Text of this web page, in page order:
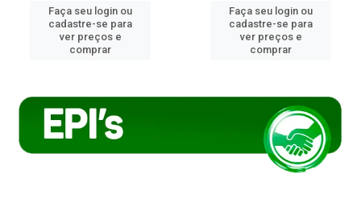
Faça seu login ou
cadastre-se para
ver preços e
comprar
Faça seu login ou
cadastre-se para
ver preços e
comprar